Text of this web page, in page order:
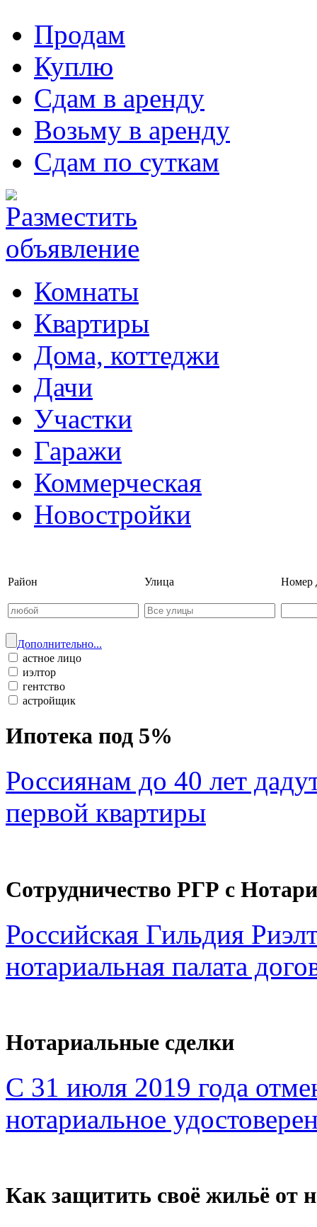
Продам
Куплю
Сдам в аренду
Возьму в аренду
Сдам по суткам
Комнаты
Квартиры
Дома, коттеджи
Дачи
Участки
Гаражи
Коммерческая
Новостройки
Район Улица Номер
Дополнительно...
астное лицо
иэлтор
гентство
астройщик
Ипотека под 5%
Россиянам до 40 лет
первой квартиры
Сотрудничество РГР с
Российская Гильдия
нотариальная палата
Нотариальные сделки
С 31 июля 2019 года
нотариальное
Как защитить своё жильё от